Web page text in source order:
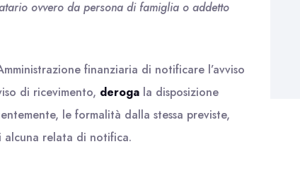
ovvero da persona di famiglia o addetto
finanziaria di notificare l’avviso
di ricevimento, deroga la disposizione
le formalità dalla stessa previste,
alcuna relata di notifica.